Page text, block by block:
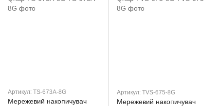
Артикул: TS-673A-8G
Мережевий накопичувач
Артикул: TVS-675-8G
Мережевий накопичувач